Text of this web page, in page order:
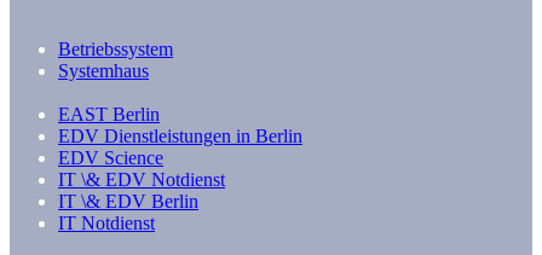
Betriebssystem
Systemhaus
EAST Berlin
EDV Dienstleistungen in Berlin
EDV Science
IT \& EDV Notdienst
IT \& EDV Berlin
IT Notdienst